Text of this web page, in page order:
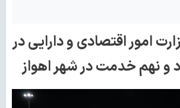
امور اقتصادی و دارایی در
و نهم خدمت در شهر اهواز